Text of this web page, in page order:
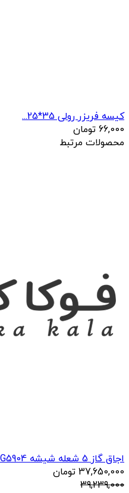
کیسه فریزر رولی 35*25...
66,000 تومان
محصولات مرتبط
اجاق گاز 5 شعله شیشه G5904...
37,650,000 تومان
39,239,000